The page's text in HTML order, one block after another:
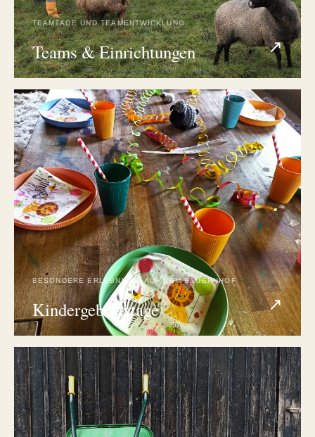
TEAMTAGE UND TEAMENTWICKLUNG
Teams & Einrichtungen ↗
BESONDERE ERLEBNISSE AUF DEM BAUERNHOF
Kindergeburtstage ↗